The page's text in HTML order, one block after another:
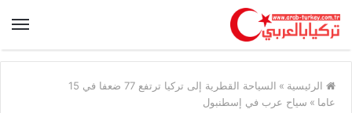
الرئيسية »
السياحة القطرية إلى تركيا ترتفع 77 ضعفا في 15
عاما » سياح عرب في إسطنبول